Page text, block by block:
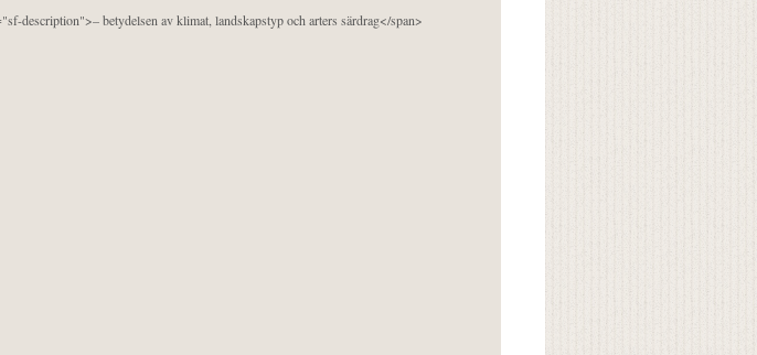
description">– betydelsen av klimat, landskapstyp och arters särdrag</span>